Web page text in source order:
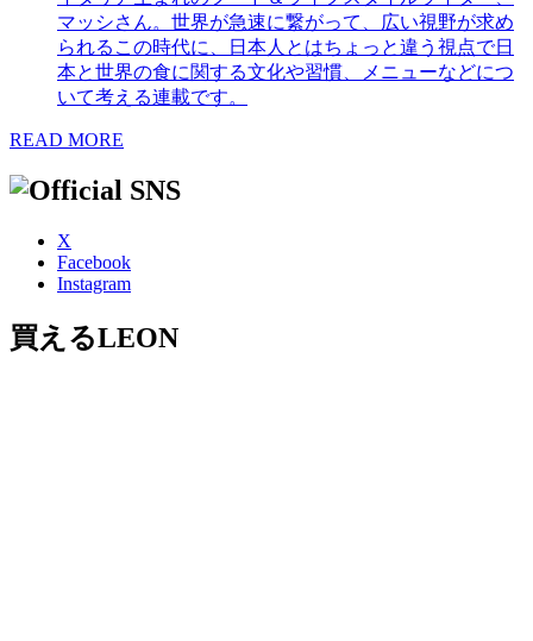
マッシさん。世界が急速に繋がって、広い視野が求め
られるこの時代に、日本人とはちょっと違う視点で日
本と世界の食に関する文化や習慣、メニューなどにつ
いて考える連載です。
READ MORE
X
Facebook
Instagram
買えるLEON